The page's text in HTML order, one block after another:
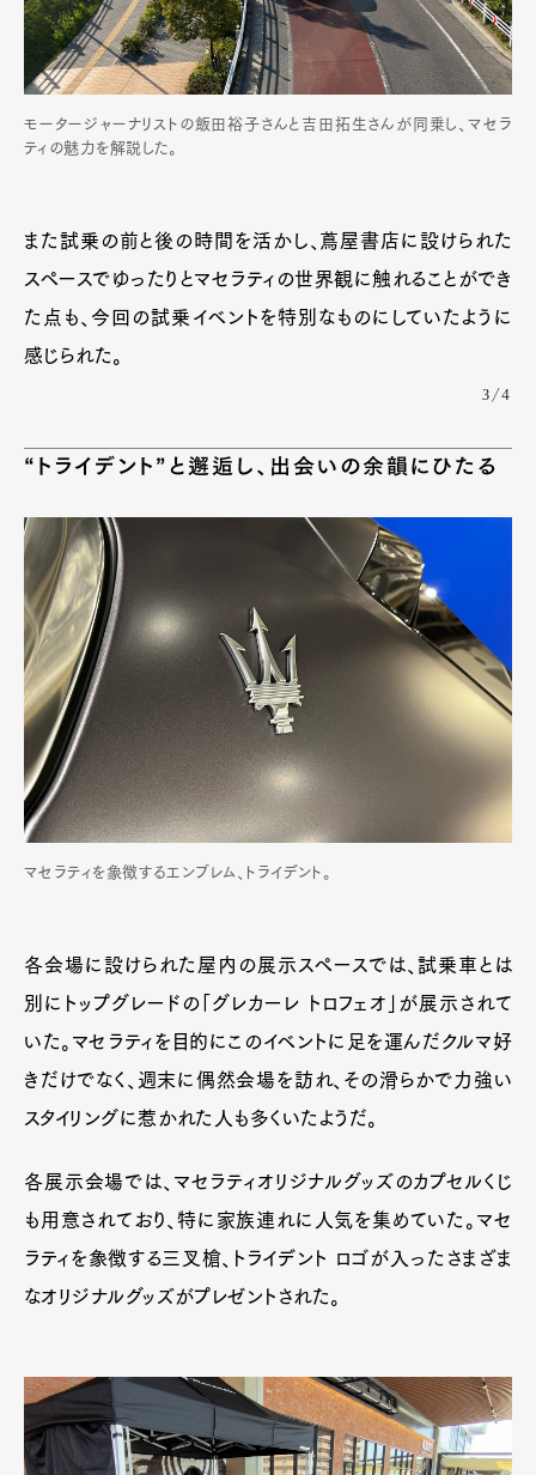
モータージャーナリストの飯田裕子さんと吉田拓生さんが同乗し、マセラ
ティの魅力を解説した。
また試乗の前と後の時間を活かし、蔦屋書店に設けられた
スペースでゆったりとマセラティの世界観に触れることができ
た点も、今回の試乗イベントを特別なものにしていたように
感じられた。
3/4
“トライデント”と邂逅し、出会いの余韻にひたる
マセラティを象徴するエンブレム、トライデント。
各会場に設けられた屋内の展示スペースでは、試乗車とは
別にトップグレードの「グレカーレ トロフェオ」が展示されて
いた。マセラティを目的にこのイベントに足を運んだクルマ好
きだけでなく、週末に偶然会場を訪れ、その滑らかで力強い
スタイリングに惹かれた人も多くいたようだ。
各展示会場では、マセラティオリジナルグッズのカプセルくじ
も用意されており、特に家族連れに人気を集めていた。マセ
ラティを象徴する三叉槍、トライデント ロゴが入ったさまざま
なオリジナルグッズがプレゼントされた。